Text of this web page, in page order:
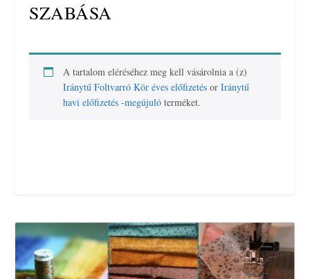
SZABÁSA
A tartalom eléréséhez meg kell vásárolnia a (z)
Iránytű Foltvarró Kör éves előfizetés orIránytű
havi előfizetés -megújuló terméket.